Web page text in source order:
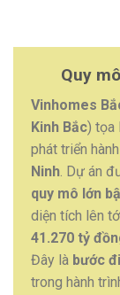
Quy
Vinhomes
Kinh Bắc) tọa
phát triển
Ninh. Dự án
quy mô lớn
diện tích lên
41.270 tỷ
Đây là bước
trong hành